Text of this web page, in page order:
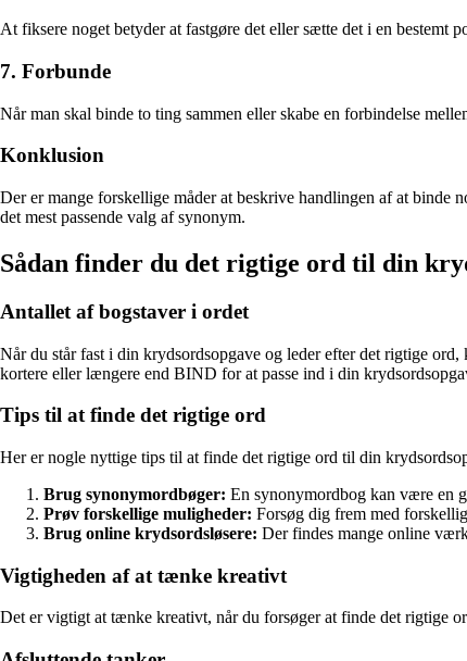
At fiksere noget betyder at fastgøre det eller sætte det i en bestemt
7. Forbunde
Når man skal binde to ting sammen eller skabe en forbindelse
Konklusion
Der er mange forskellige måder at beskrive handlingen af at
det mest passende valg af synonym.
Sådan finder du det rigtige ord til din
Antallet af bogstaver i ordet
Når du står fast i din krydsordsopgave og leder efter det rigtige
kortere eller længere end BIND for at passe ind i din
Tips til at finde det rigtige ord
Her er nogle nyttige tips til at finde det rigtige ord til din
Brug synonymordbøger: En synonymordbog kan være en
Prøv forskellige muligheder: Forsøg dig frem med
Brug online krydsordsløsere: Der findes mange online
Vigtigheden af at tænke kreativt
Det er vigtigt at tænke kreativt, når du forsøger at finde det rigtige